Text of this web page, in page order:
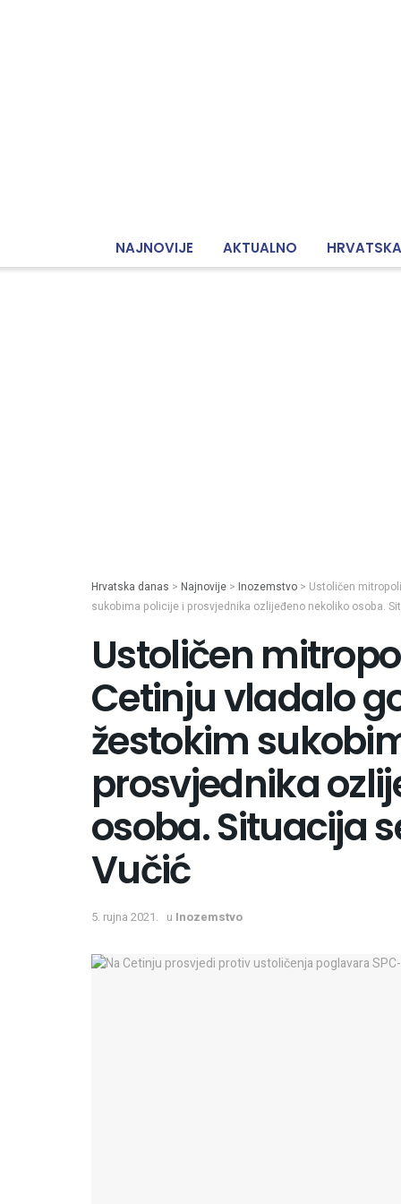
NAJNOVIJE AKTUALNO HRVATSKA
Hrvatska danas > Najnovije > Inozemstvo > Ustoličen
sukobima policije i prosvjednika ozlijeđeno nekoliko osoba.
Ustoličen
Cetinju vladalo
žestokim
prosvjednika
osoba. Situacija
Vučić
5. rujna 2021. u Inozemstvo